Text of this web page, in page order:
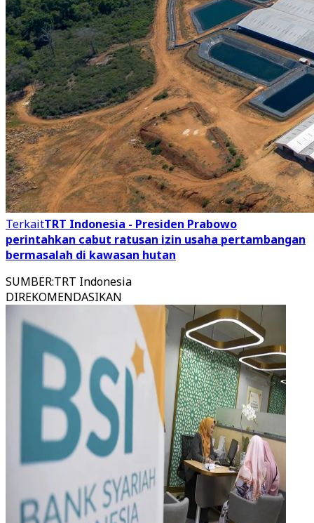
TerkaitTRT Indonesia - Presiden Prabowo
perintahkan cabut ratusan izin usaha pertambangan
bermasalah di kawasan hutan
SUMBER:TRT Indonesia
DIREKOMENDASIKAN